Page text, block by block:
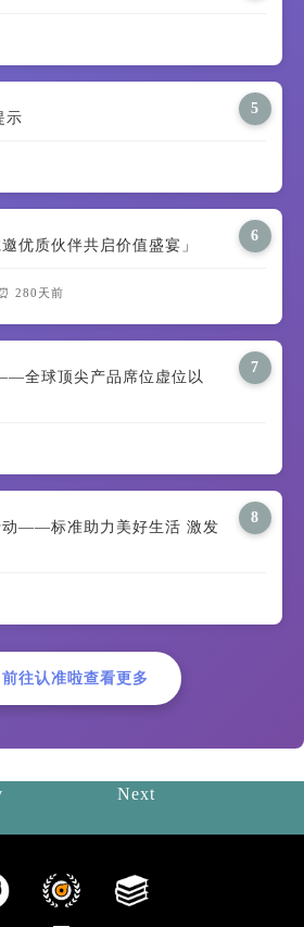
5
示
6
优质伙伴共启价值盛宴」
⏰ 280天前
7
全球顶尖产品席位虚位以
8
动——标准助力美好生活 激发
前往认准啦查看更多
Next